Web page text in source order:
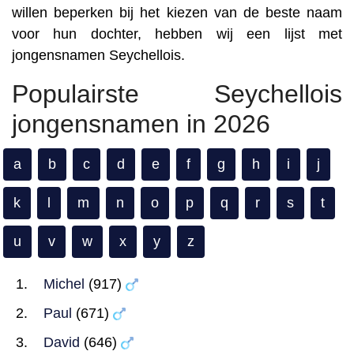
willen beperken bij het kiezen van de beste naam
voor hun dochter, hebben wij een lijst met
jongensnamen Seychellois.
Populairste Seychellois
jongensnamen in 2026
a b c d e f g h i j
k m n o p q r s t
u v w x y z
Michel (917)
Paul (671)
David (646)